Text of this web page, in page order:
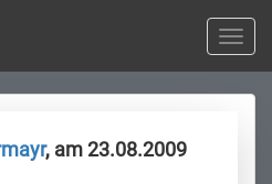
Toggle
, am 23.08.2009